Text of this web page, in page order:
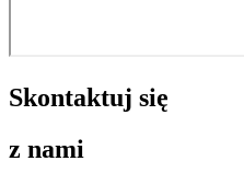
Skontaktuj się
z nami